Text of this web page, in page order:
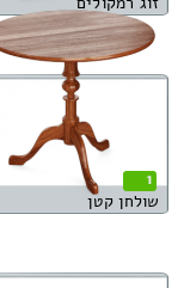
1
שולחן קטן